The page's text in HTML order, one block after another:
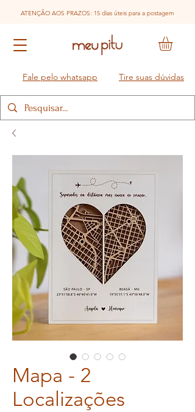
ATENÇÃO AOS PRAZOS: 15 dias úteis para a postagem
Fale pelo whatsapp Tire suas dúvidas
Mapa - 2
Localizações